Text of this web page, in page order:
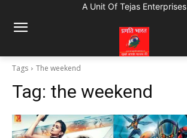
A Unit Of Tejas Enterprises
Tags The weekend
Tag: the weekend